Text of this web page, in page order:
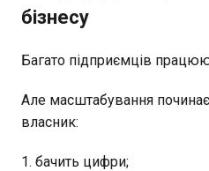
бізнесу
Багато підприємців
Але масштабування
власник:
бачить цифри;